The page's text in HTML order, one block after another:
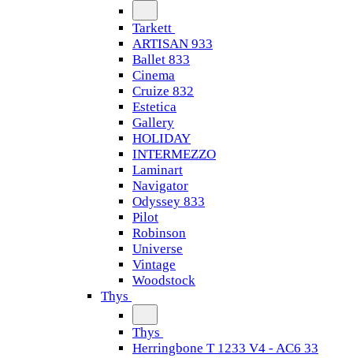
Tarkett
ARTISAN 933
Ballet 833
Cinema
Cruize 832
Estetica
Gallery
HOLIDAY
INTERMEZZO
Laminart
Navigator
Odyssey 833
Pilot
Robinson
Universe
Vintage
Woodstock
Thys
Thys
Herringbone T 1233 V4 - AC6 33